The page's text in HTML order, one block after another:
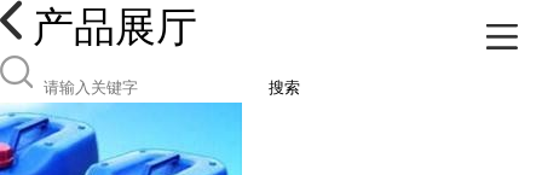
产品展厅
搜索